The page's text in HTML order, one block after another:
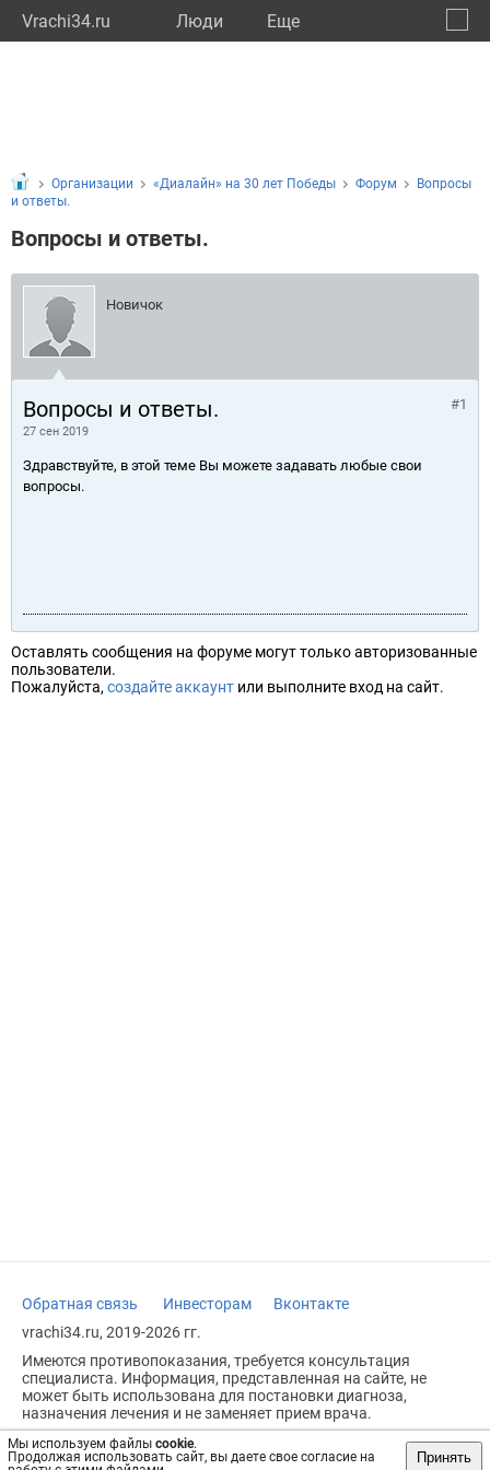
Vrachi34.ru Люди Eще
Мы используем файлы cookie.
Продолжая использовать сайт, вы даете свое согласие на
Принять
Организации «Диалайн» на 30 лет Победы Форум
Вопросы
и ответы.
Вопросы и ответы.
Новичок
Вопросы и ответы.
27 сен 2019
#1
Здравствуйте, в этой теме Вы можете задавать любые свои
вопросы.
Оставлять сообщения на форуме могут только авторизованные
пользователи.
Пожалуйста, создайте аккаунт или выполните вход на сайт.
Обратная связь Инвесторам
Вконтакте
vrachi34.ru, 2019-2026 гг.
Имеются противопоказания, требуется консультация
специалиста. Информация, представленная на сайте, не
может быть использована для постановки диагноза,
назначения лечения и не заменяет прием врача.
Возрастное ограничение: 18+